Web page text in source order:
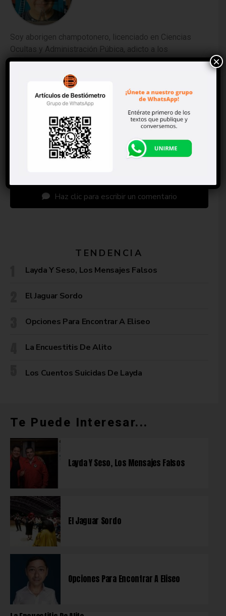
Soy aborigen champotonero, licenciado en Ciencias
Ocultas y Administración Púbica, adicto a los
Pumas de la UNAM y a las tortas de cochinita de
Sacha, feliz de haber pasado media vida en
reventones, orgías y actividades similares y
afligido por haber desperdiciado miserablemente la
otra mitad, y dedicado al periodismo para cumplir
fielmente la profecía de mi abuelo Buenaventura
Villarino, hombre sabio y de fortuna, que más o
menos decía así: “Estudia mucho, hijo, o acabarás
de periodista”. Besitos. Tantán.
Haz clic para escribir un comentario
TENDENCIA
Layda Y Seso, Los Mensajes Falsos
El Jaguar Sordo
Opciones Para Encontrar A Eliseo
La Encuestitis De Alito
Los Cuentos Suicidas De Layda
Te Puede Interesar...
Layda Y Seso, Los Mensajes Falsos
El Jaguar Sordo
Opciones Para Encontrar A Eliseo
×